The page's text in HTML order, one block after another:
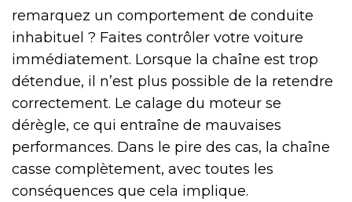
remarquez un comportement de conduite
inhabituel ? Faites contrôler votre voiture
immédiatement. Lorsque la chaîne est trop
détendue, il n’est plus possible de la retendre
correctement. Le calage du moteur se
dérègle, ce qui entraîne de mauvaises
performances. Dans le pire des cas, la chaîne
casse complètement, avec toutes les
conséquences que cela implique.